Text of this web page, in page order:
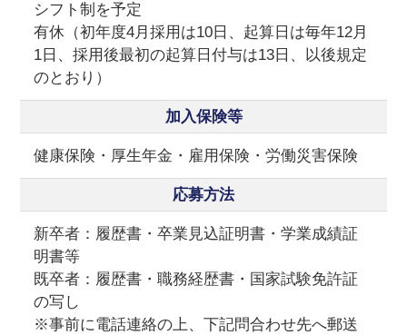
シフト制を予定
有休（初年度4月採用は10日、起算日は毎年12月
1日、採用後最初の起算日付与は13日、以後規定
のとおり）
加入保険等
健康保険・厚生年金・雇用保険・労働災害保険
応募方法
新卒者：履歴書・卒業見込証明書・学業成績証
明書等
既卒者：履歴書・職務経歴書・国家試験免許証
の写し
※事前に電話連絡の上、下記問合わせ先へ郵送